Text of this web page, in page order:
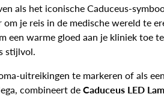
als het iconische Caduceus-
je reis in de medische wereld te
een warme gloed aan je kliniek toe
stijlvol.
uitreikingen te markeren of als
combineert de Caduceus LED